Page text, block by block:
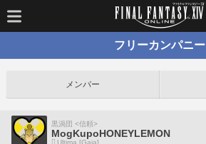
フリーカンパニー
メンバー
黒渦団 <信頼>
MogKupoHONEYLEMON
Ultima [Gaia]